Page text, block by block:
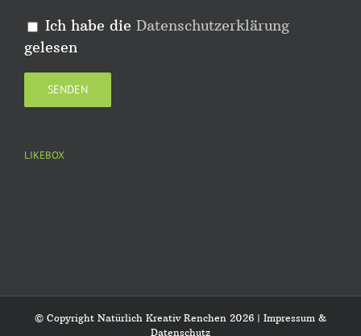
Ich habe die Datenschutzerklärung
gelesen
LIKEBOX
© Copyright Natürlich Kreativ Renchen 2026 | Impressum &
Datenschutz